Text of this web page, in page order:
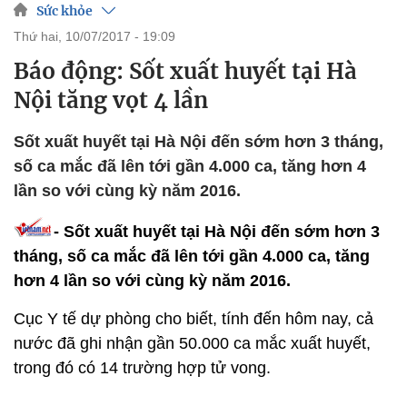
Sức khỏe
thứ hai, 10/07/2017 - 19:09
Báo động: Sốt xuất huyết tại Hà
Nội tăng vọt 4 lần
Sốt xuất huyết tại Hà Nội đến sớm hơn 3 tháng,
số ca mắc đã lên tới gần 4.000 ca, tăng hơn 4
lần so với cùng kỳ năm 2016.
- Sốt xuất huyết tại Hà Nội đến sớm hơn 3
tháng, số ca mắc đã lên tới gần 4.000 ca, tăng
hơn 4 lần so với cùng kỳ năm 2016.
Cục Y tế dự phòng cho biết, tính đến hôm nay, cả
nước đã ghi nhận gần 50.000 ca mắc xuất huyết,
trong đó có 14 trường hợp tử vong.